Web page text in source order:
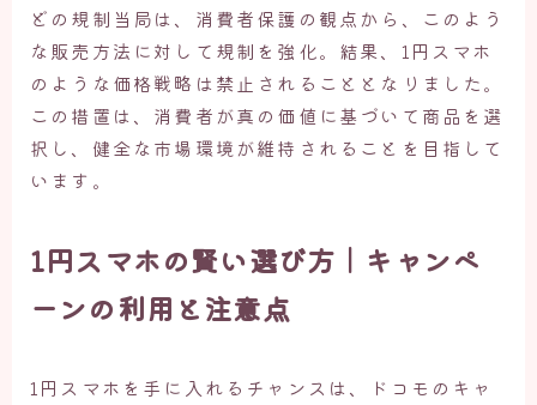
どの規制当局は、消費者保護の観点から、このよう
な販売方法に対して規制を強化。結果、1円スマホ
のような価格戦略は禁止されることとなりました。
この措置は、消費者が真の価値に基づいて商品を選
択し、健全な市場環境が維持されることを目指して
います。
1円スマホの賢い選び方｜キャンペ
ーンの利用と注意点
1円スマホを手に入れるチャンスは、ドコモのキャ